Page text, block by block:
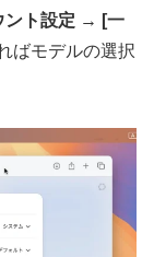
ント設定 → [一
ばモデルの選択